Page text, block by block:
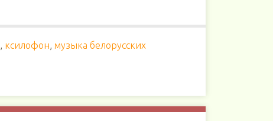
, ксилофон, музыка белорусских